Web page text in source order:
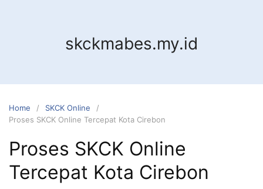
skckmabes.my.id
Home
SKCK Online
Proses SKCK Online Tercepat Kota Cirebon
Proses SKCK Online
Tercepat Kota Cirebon